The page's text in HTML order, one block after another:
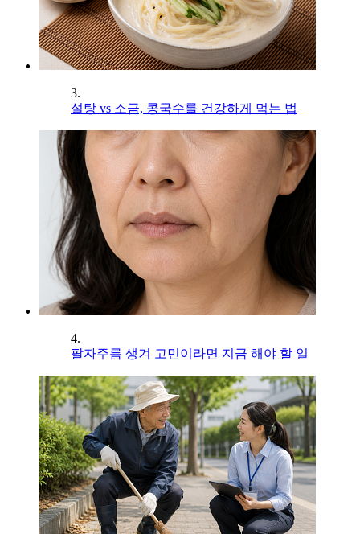
3.
설탕 vs 소금, 콩국수를 건강하게 먹는 법
4.
팔자주름 생겨 고민이라면 지금 해야 할 일